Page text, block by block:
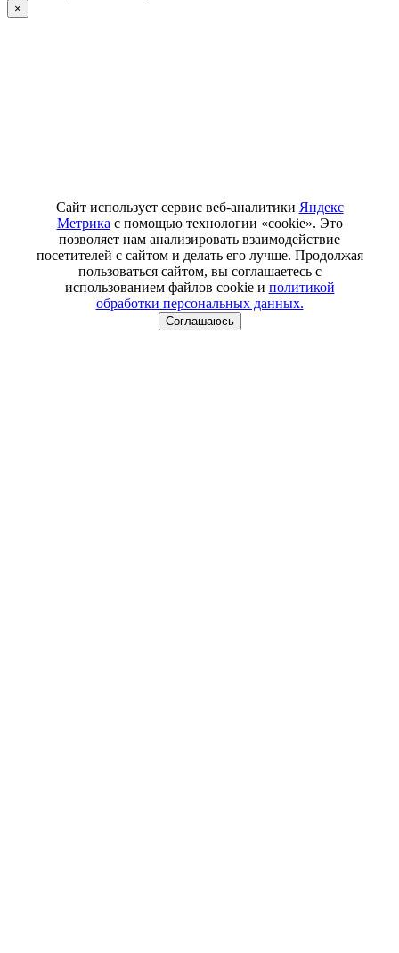
×
Сайт использует сервис веб-аналитики Яндекс
Метрика с помощью технологии «cookie». Это
позволяет нам анализировать взаимодействие
посетителей с сайтом и делать его лучше. Продолжая
пользоваться сайтом, вы соглашаетесь с
использованием файлов cookie и политикой
обработки персональных данных.
Соглашаюсь